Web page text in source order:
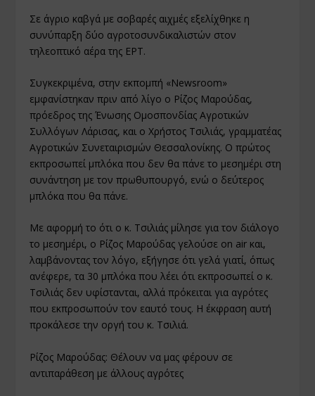
Σε άγριο καβγά με σοβαρές αιχμές εξελίχθηκε η
συνύπαρξη δύο αγροτοσυνδικαλιστών στον
τηλεοπτικό αέρα της ΕΡΤ.
Συγκεκριμένα, στην εκπομπή «Newsroom»
εμφανίστηκαν πριν από λίγο ο Ρίζος Μαρούδας,
πρόεδρος της Ένωσης Ομοσπονδίας Αγροτικών
Συλλόγων Λάρισας, και ο Χρήστος Τσιλιάς, γραμματέας
Αγροτικών Συνεταιρισμών Θεσσαλονίκης. Ο πρώτος
εκπροσωπεί μπλόκα που δεν θα πάνε το μεσημέρι στη
συνάντηση με τον πρωθυπουργό, ενώ ο δεύτερος
μπλόκα που θα πάνε.
Με αφορμή το ότι ο κ. Τσιλιάς μίλησε για τον διάλογο
το μεσημέρι, ο Ρίζος Μαρούδας γελούσε οn air και,
λαμβάνοντας τον λόγο, εξήγησε ότι γελά γιατί, όπως
ανέφερε, τα 30 μπλόκα που λέει ότι εκπροσωπεί ο κ.
Τσιλιάς δεν υφίστανται, αλλά πρόκειται για αγρότες
που εκπροσωπούν τον εαυτό τους. Η έκφραση αυτή
προκάλεσε την οργή του κ. Τσιλιά.
Ρίζος Μαρούδας: Θέλουν να μας φέρουν σε
αντιπαράθεση με άλλους αγρότες